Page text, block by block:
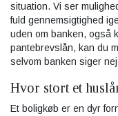
situation. Vi ser
fuld gennemsigtighed
uden om banken, også
pantebrevslån, kan du
selvom banken siger
Hvor stort et
Et boligkøb er en dyr